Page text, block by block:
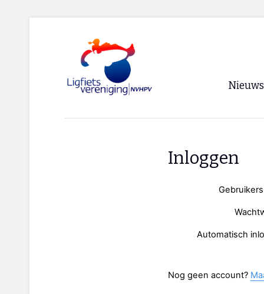
Nieuws
Inloggen
Automatisch
Nog geen account?